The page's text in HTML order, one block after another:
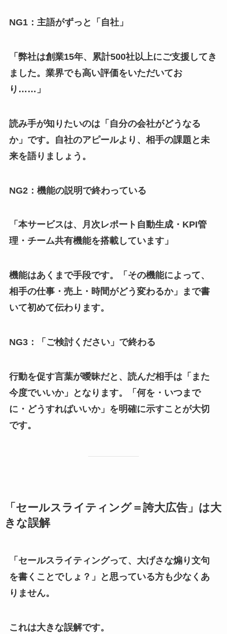
NG1：主語がずっと「自社」
「弊社は創業15年、累計500社以上にご支援してき
ました。業界でも高い評価をいただいてお
り……」
読み手が知りたいのは「自分の会社がどうなる
か」です。自社のアピールより、相手の課題と未
来を語りましょう。
NG2：機能の説明で終わっている
「本サービスは、月次レポート自動生成・KPI管
理・チーム共有機能を搭載しています」
機能はあくまで手段です。「その機能によって、
相手の仕事・売上・時間がどう変わるか」まで書
いて初めて伝わります。
NG3：「ご検討ください」で終わる
行動を促す言葉が曖昧だと、読んだ相手は「また
今度でいいか」となります。「何を・いつまで
に・どうすればいいか」を明確に示すことが大切
です。
「セールスライティング＝誇大広告」は大
きな誤解
「セールスライティングって、大げさな煽り文句
を書くことでしょ？」と思っている方も少なくあ
りません。
これは大きな誤解です。